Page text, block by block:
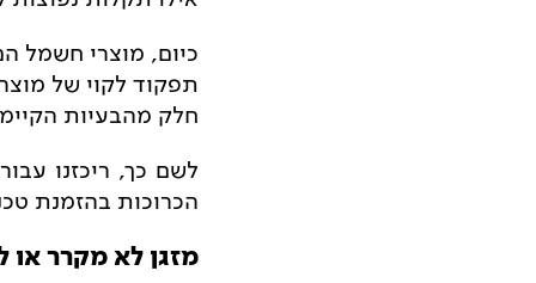
כיום, מוצרי חשמל
תפקוד לקוי של
חלק מהבעיות
לשם כך, ריכזנו
הכרוכות בהזמנת
מזגן לא מקרר